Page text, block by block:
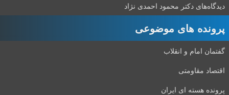
دکتر محمود احمدی نژاد
های موضوعی
امام و انقلاب
مقاومتی
هسته ای ایران